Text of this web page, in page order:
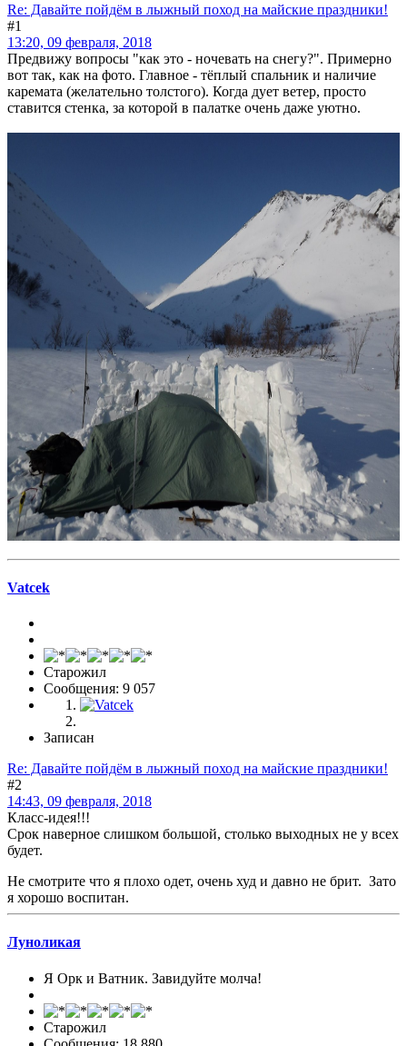
Re: Давайте пойдём в лыжный поход на майские праздники!
#1
13:20, 09 февраля, 2018
Предвижу вопросы "как это - ночевать на снегу?". Примерно
вот так, как на фото. Главное - тёплый спальник и наличие
каремата (желательно толстого). Когда дует ветер, просто
ставится стенка, за которой в палатке очень даже уютно.
Vatcek
Старожил
Сообщения: 9 057
Записан
Re: Давайте пойдём в лыжный поход на майские праздники!
#2
14:43, 09 февраля, 2018
Класс-идея!!!
Срок наверное слишком большой, столько выходных не у всех
будет.
Не смотрите что я плохо одет, очень худ и давно не брит. Зато
я хорошо воспитан.
Луноликая
Я Орк и Ватник. Завидуйте молча!
Старожил